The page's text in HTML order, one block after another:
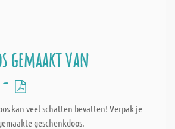
gemaakt van
-
kan veel schatten bevatten! Verpak je
geschenkdoos.